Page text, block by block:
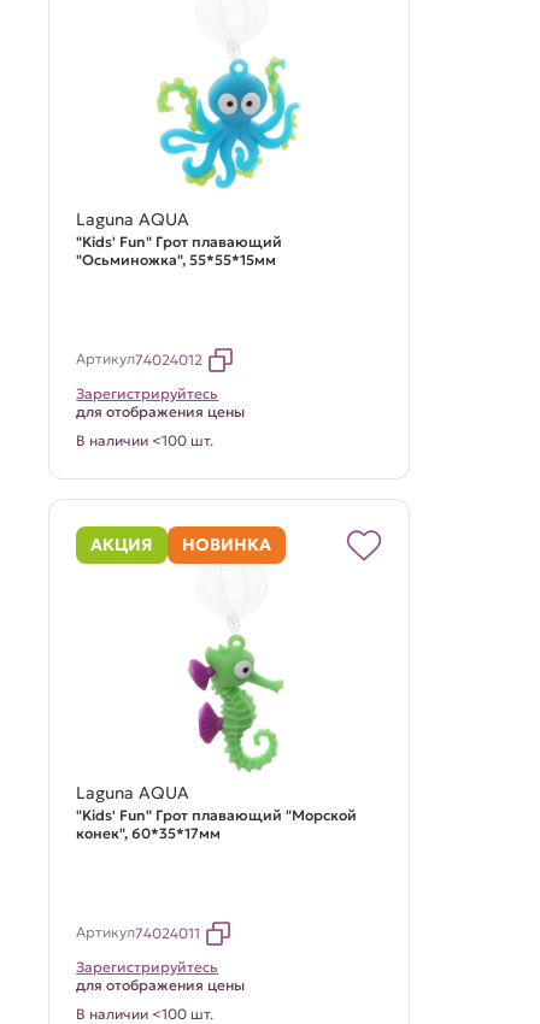
Laguna AQUA
"Kids' Fun" Грот плавающий
"Осьминожка", 55*55*15мм
Артикул74024012
Зарегистрируйтесь
для отображения цены
В наличии <100 шт.
АКЦИЯ НОВИНКА
Laguna AQUA
"Kids' Fun" Грот плавающий "Морской
конек", 60*35*17мм
Артикул74024011
Зарегистрируйтесь
для отображения цены
В наличии <100 шт.